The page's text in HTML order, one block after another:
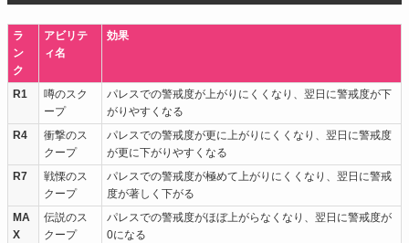
ラ
ン
ク
アビリテ
ィ名
効果
R1
噂のスク
ープ
パレスでの警戒度が上がりにくくなり、翌日に警戒度が下
がりやすくなる
R4
衝撃のス
クープ
パレスでの警戒度が更に上がりにくくなり、翌日に警戒度
が更に下がりやすくなる
R7
戦慄のス
クープ
パレスでの警戒度が極めて上がりにくくなり、翌日に警戒
度が著しく下がる
MA
X
伝説のス
クープ
パレスでの警戒度がほぼ上がらなくなり、翌日に警戒度が
0になる